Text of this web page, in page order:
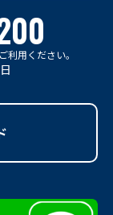
用ください。